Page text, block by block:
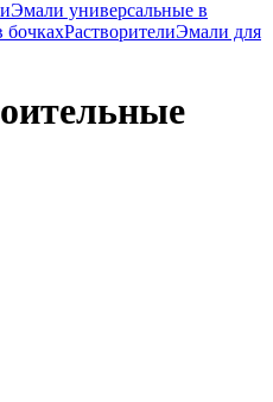
Эмали универсальные в
бочкахРастворителиЭмали для